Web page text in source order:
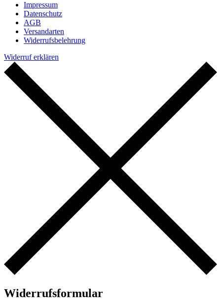
Impressum
Datenschutz
AGB
Versandarten
Widerrufsbelehrung
Widerruf erklären
Widerrufsformular